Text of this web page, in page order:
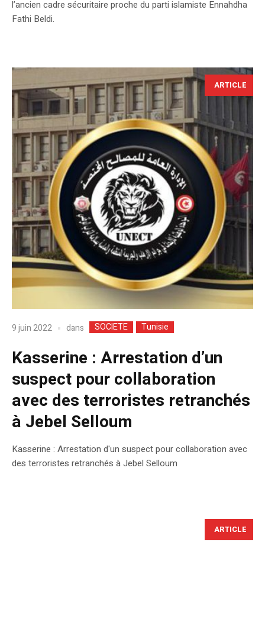
l’ancien cadre sécuritaire proche du parti islamiste Ennahdha
Fathi Beldi.
ARTICLE
9 juin 2022 dans SOCIETE Tunisie
Kasserine : Arrestation d’un
suspect pour collaboration
avec des terroristes retranchés
à Jebel Selloum
Kasserine : Arrestation d'un suspect pour collaboration avec
des terroristes retranchés à Jebel Selloum
ARTICLE